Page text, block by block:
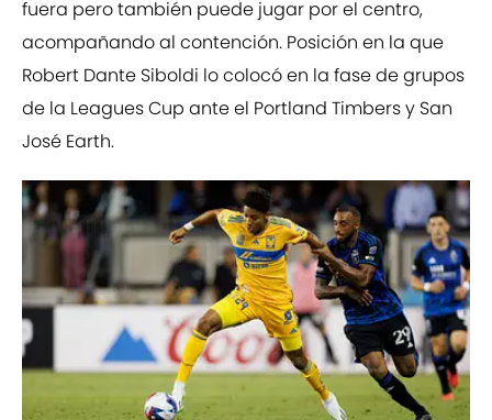
fuera pero también puede jugar por el centro,
acompañando al contención. Posición en la que
Robert Dante Siboldi lo colocó en la fase de grupos
de la Leagues Cup ante el Portland Timbers y San
José Earth.